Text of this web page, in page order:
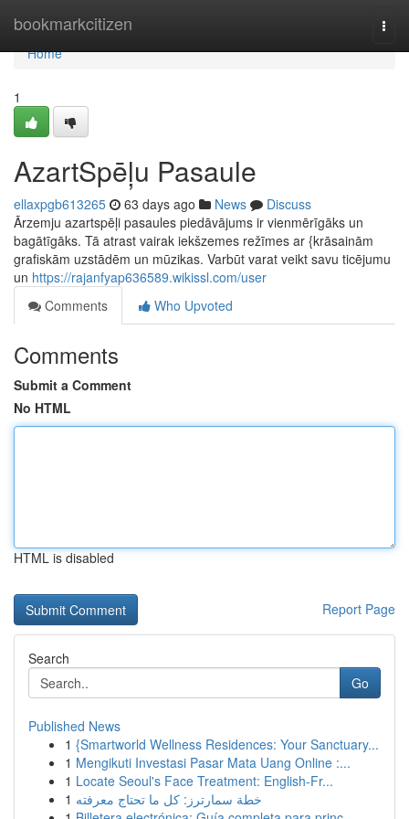
bookmarkcitizen
Home
Home
1
AzartSpēļu Pasaule
ellaxpgb613265 63 days ago News
Discuss
Ārzemju azartspēļi pasaules piedāvājums ir vienmērīgāks un
bagātīgāks. Tā atrast vairak iekšzemes režīmes ar {krāsainām
grafiskām uzstādēm un mūzikas. Varbūt varat veikt savu ticējumu
un https://rajanfyap636589.wikissl.com/user
Comments
Who Upvoted
Comments
Submit a Comment
No HTML
HTML is disabled
Report Page
Search
Go
Published News
1 {Smartworld Wellness Residences: Your Sanctuary...
1 Mengikuti Investasi Pasar Mata Uang Online :...
1 Locate Seoul's Face Treatment: English-Fr...
1 خطة سمارترز: كل ما تحتاج معرفته